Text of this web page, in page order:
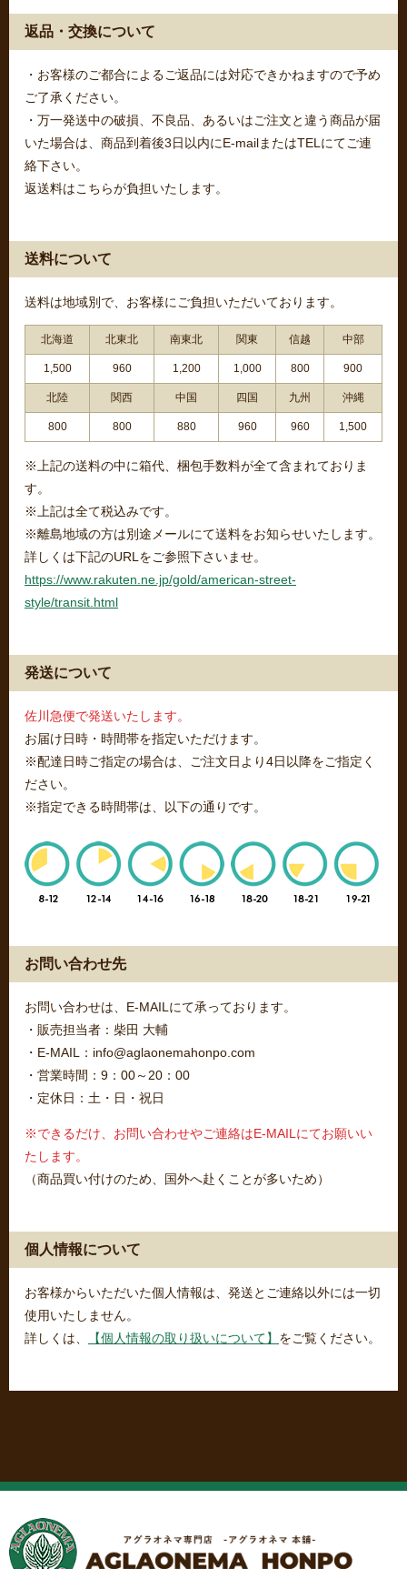
返品・交換について
・お客様のご都合によるご返品には対応できかねますので予め
ご了承ください。
・万一発送中の破損、不良品、あるいはご注文と違う商品が届
いた場合は、商品到着後3日以内にE-mailまたはTELにてご連
絡下さい。
返送料はこちらが負担いたします。
送料について
送料は地域別で、お客様にご負担いただいております。
北海道 北東北 南東北 関東 信越 中部
1,500 960 1,200 1,000 800 900
北陸 関西 中国 四国 九州 沖縄
800 800 880 960 960 1,500
※上記の送料の中に箱代、梱包手数料が全て含まれておりま
す。
※上記は全て税込みです。
※離島地域の方は別途メールにて送料をお知らせいたします。
詳しくは下記のURLをご参照下さいませ。
https://www.rakuten.ne.jp/gold/american-street-
style/transit.html
発送について
佐川急便で発送いたします。
お届け日時・時間帯を指定いただけます。
※配達日時ご指定の場合は、ご注文日より4日以降をご指定く
ださい。
※指定できる時間帯は、以下の通りです。
お問い合わせ先
お問い合わせは、E-MAILにて承っております。
・販売担当者：柴田 大輔
・E-MAIL：info@aglaonemahonpo.com
・営業時間：9：00～20：00
・定休日：土・日・祝日
※できるだけ、お問い合わせやご連絡はE-MAILにてお願いい
たします。
（商品買い付けのため、国外へ赴くことが多いため）
個人情報について
お客様からいただいた個人情報は、発送とご連絡以外には一切
使用いたしません。
詳しくは、
【個人情報の取り扱いについて】 をご覧ください。